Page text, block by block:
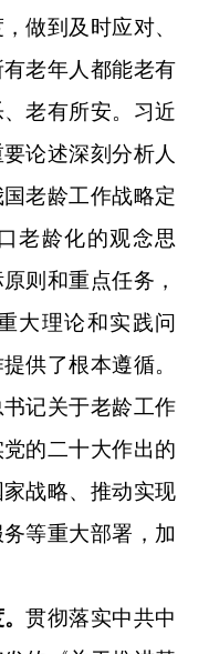
做到及时应对、
老年人都能老有
老有所安。习近
论述深刻分析人
老龄工作战略定
老龄化的观念思
则和重点任务，
大理论和实践问
供了根本遵循。
记关于老龄工作
的二十大作出的
战略、推动实现
等重大部署，加
。贯彻落实中共中